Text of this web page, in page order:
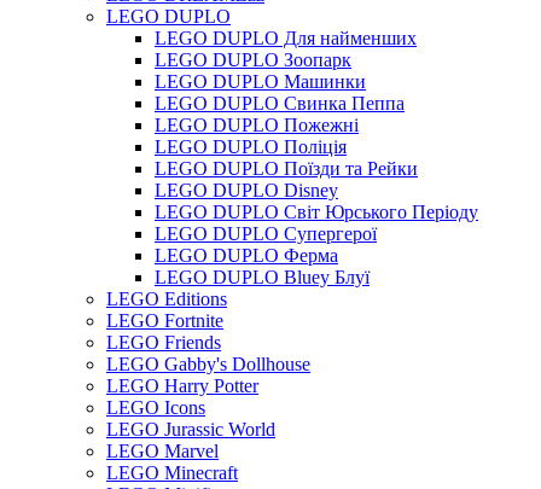
LEGO DUPLO
LEGO DUPLO Для найменших
LEGO DUPLO Зоопарк
LEGO DUPLO Машинки
LEGO DUPLO Свинка Пеппа
LEGO DUPLO Пожежні
LEGO DUPLO Поліція
LEGO DUPLO Поїзди та Рейки
LEGO DUPLO Disney
LEGO DUPLO Світ Юрського Періоду
LEGO DUPLO Супергерої
LEGO DUPLO Ферма
LEGO DUPLO Bluey Блуї
LEGO Editions
LEGO Fortnite
LEGO Friends
LEGO Gabby's Dollhouse
LEGO Harry Potter
LEGO Icons
LEGO Jurassic World
LEGO Marvel
LEGO Minecraft